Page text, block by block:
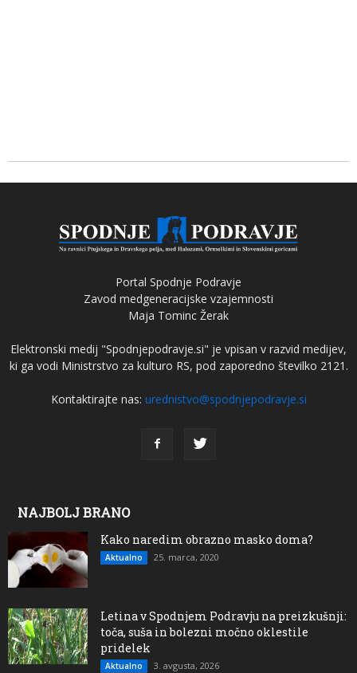
Portal Spodnje Podravje
Zavod medgeneracijske vzajemnosti
Maja Tominc Žerak
Elektronski medij "Spodnjepodravje.si" je vpisan v razvid medijev,
ki ga vodi Ministrstvo za kulturo RS, pod zaporedno številko 2121.
Kontaktirajte nas: urednistvo@spodnjepodravje.si
NAJBOLJ BRANO
Kako naredim obrazno masko doma?
Aktualno 25. marca, 2020
Letina v Spodnjem Podravju na preizkušnji:
toča, suša in bolezni močno oklestile
pridelek
Aktualno 3. avgusta, 2026